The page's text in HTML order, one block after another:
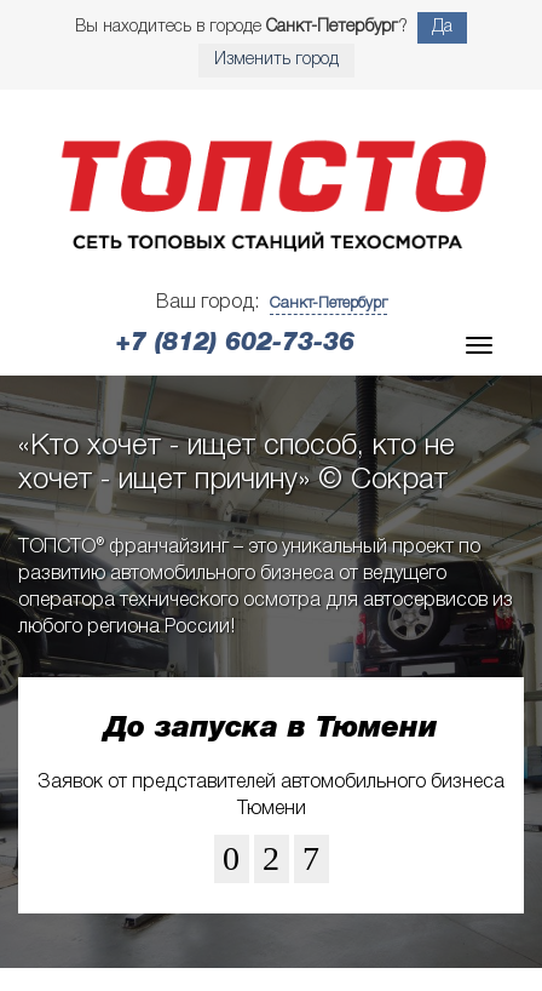
Вы находитесь в городе Санкт-Петербург? Да
Изменить город
Ваш город: Санкт-Петербург
+7 (812) 602-73-36
«Кто хочет - ищет способ, кто не
хочет - ищет причину» © Сократ
ТОПСТО® франчайзинг – это уникальный проект по
развитию автомобильного бизнеса от ведущего
оператора технического осмотра для автосервисов из
любого региона России!
До запуска в Тюмени
Заявок от представителей автомобильного бизнеса
Тюмени
0 2 7